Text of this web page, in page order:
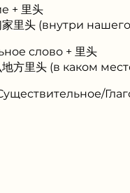
+ 里头
里头 (внутри
слово + 里头
方里头 (в каком